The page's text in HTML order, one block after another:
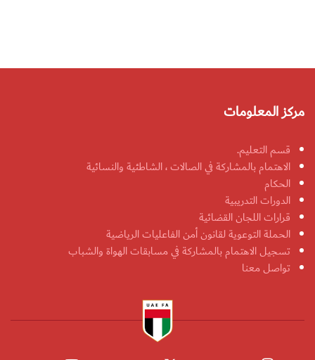
مركز المعلومات
قسم التعليم.
الاهتمام بالمشاركة في الصالات ، الشاطئية والنسائية
الحكام
الدورات التدريبية
قرارات اللجان القضائية
الحملة التوعوية لقانون أمن الفاعليات الرياضية
تسجيل الاهتمام بالمشاركة في مسابقات الهواة والشباب
تواصل معنا